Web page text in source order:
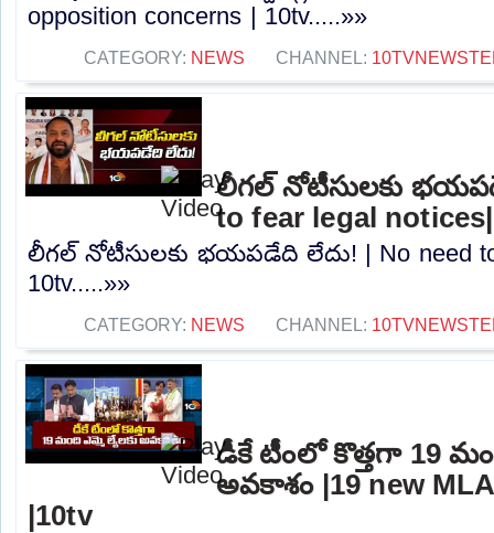
opposition concerns | 10tv.....»»
CATEGORY: NEWS CHANNEL:
లీగల్ నోటీసులకు
to fear legal
లీగల్ నోటీసులకు భయపడేది లేదు! | No need to
10tv.....»»
CATEGORY: NEWS CHANNEL:
డీకే టీంలో కొత్తగా 19
అవకాశం |19 new
|10tv